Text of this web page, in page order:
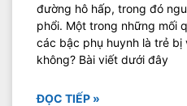
đường hô hấp, trong đó
phổi. Một trong những mối
các bậc phụ huynh là trẻ bị
không? Bài viết dưới đây
ĐỌC TIẾP »